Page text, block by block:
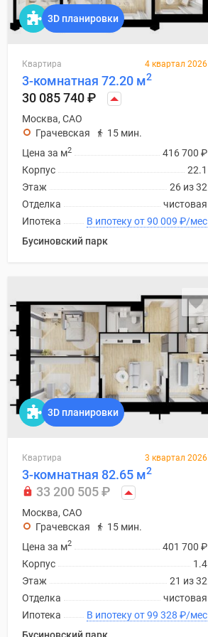
3D планировки
Квартира 4 квартал 2026
3-комнатная 72.20 м2
30 085 740₽
Москва, САО
Грачевская
15 мин.
416 700 ₽
Цена за м2
22.1
Корпус
26 из 32
Этаж
чистовая
Отделка
В ипотеку от 90 009 ₽/мес
Ипотека
Бусиновский парк
3D планировки
Квартира 3 квартал 2026
3-комнатная 82.65 м2
33 200 505₽
Москва, САО
Грачевская
15 мин.
401 700 ₽
Цена за м2
1.4
Корпус
21 из 32
Этаж
чистовая
Отделка
В ипотеку от 99 328 ₽/мес
Ипотека
Бусиновский парк